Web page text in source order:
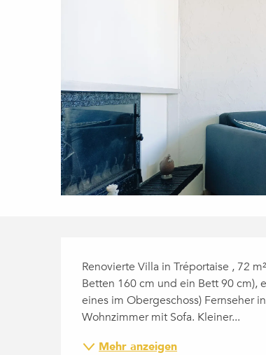
Renovierte Villa in Tréportaise , 72
Betten 160 cm und ein Bett 90 cm),
eines im Obergeschoss) Fernseher
Wohnzimmer mit Sofa. Kleiner...
Mehr anzeigen